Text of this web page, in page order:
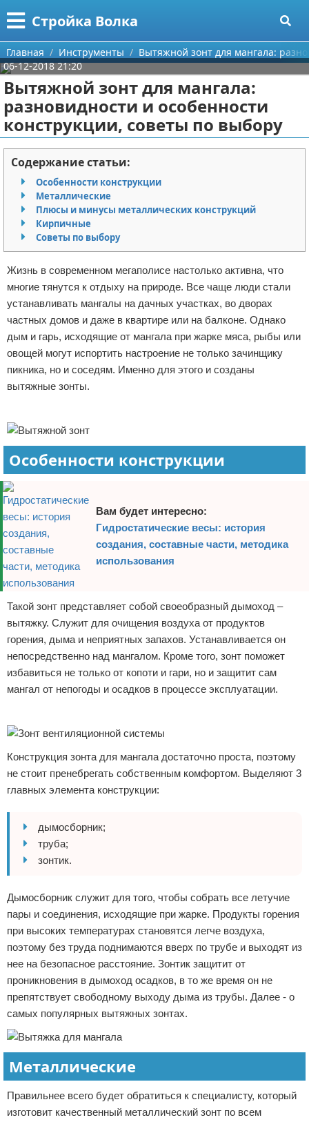
Стройка Волка
Меню
Главная
Категории
Строительство
Мебель
Интерьер и дизайн
Дизайн дачи
Дизайн квартиры
Кухня
Посуда
Ремонт
Ремонт дачи
Ремонт квартиры
Инструменты
Домашний быт
Коммунальные услуги
Сантехника
Стройматериалы
Поиск
О проекте
Контакты
Сотрудничество
Размещение рекламы
Для правообладателей
Условия предоставления информации
Отказ от ответственности
Главная Инструменты
Вытяжной зонт для мангала:
06-12-2018 21:20
Вытяжной зонт для мангала:
разновидности и особенности
конструкции, советы по выбору
Содержание статьи:
Особенности конструкции
Металлические
Плюсы и минусы металлических конструкций
Кирпичные
Советы по выбору
Жизнь в современном мегаполисе настолько активна, что
многие тянутся к отдыху на природе. Все чаще люди стали
устанавливать мангалы на дачных участках, во дворах
частных домов и даже в квартире или на балконе. Однако
дым и гарь, исходящие от мангала при жарке мяса, рыбы или
овощей могут испортить настроение не только зачинщику
пикника, но и соседям. Именно для этого и созданы
вытяжные зонты.
Особенности конструкции
Вам будет интересно:
Гидростатические весы: история
создания, составные части, методика
использования
Такой зонт представляет собой своеобразный дымоход –
вытяжку. Служит для очищения воздуха от продуктов
горения, дыма и неприятных запахов. Устанавливается он
непосредственно над мангалом. Кроме того, зонт поможет
избавиться не только от копоти и гари, но и защитит сам
мангал от непогоды и осадков в процессе эксплуатации.
Конструкция зонта для мангала достаточно проста, поэтому
не стоит пренебрегать собственным комфортом. Выделяют 3
главных элемента конструкции:
дымосборник;
труба;
зонтик.
Дымосборник служит для того, чтобы собрать все летучие
пары и соединения, исходящие при жарке. Продукты горения
при высоких температурах становятся легче воздуха,
поэтому без труда поднимаются вверх по трубе и выходят из
нее на безопасное расстояние. Зонтик защитит от
проникновения в дымоход осадков, в то же время он не
препятствует свободному выходу дыма из трубы. Далее - о
самых популярных вытяжных зонтах.
Металлические
Правильнее всего будет обратиться к специалисту, который
изготовит качественный металлический зонт по всем